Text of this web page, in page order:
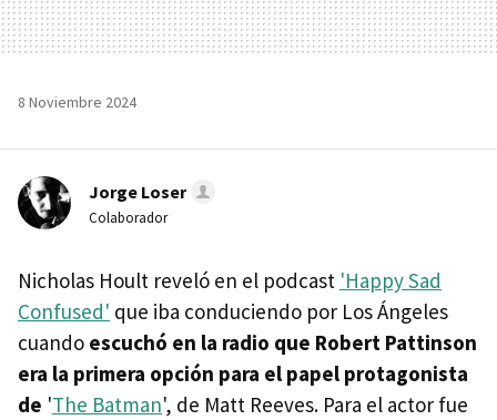
8 Noviembre 2024
Jorge Loser
Colaborador
Nicholas Hoult reveló en el podcast 'Happy Sad
Confused' que iba conduciendo por Los Ángeles
cuando escuchó en la radio que Robert Pattinson
era la primera opción para el papel protagonista
de 'The Batman', de Matt Reeves. Para el actor fue